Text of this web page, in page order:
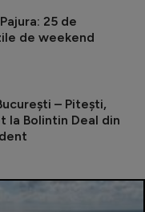
25 de
de weekend
– Pitești,
la Bolintin Deal din